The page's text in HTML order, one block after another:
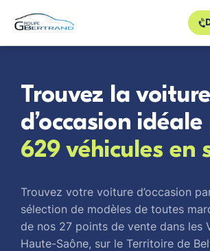
Trouvez la voiture
d’occasion
629 véhicules en
Trouvez votre voiture d’occasion
sélection de modèles de toutes
de nos 27 points de vente dans les
Haute-Saône, sur le Territoire de